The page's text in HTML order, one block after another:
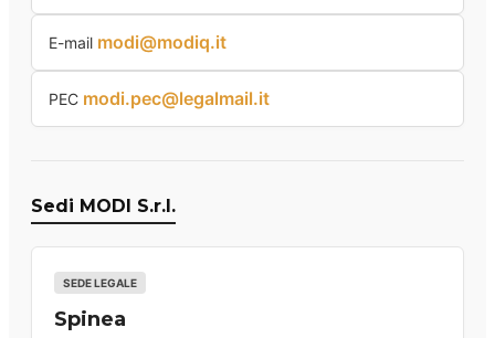
E-mail modi@modiq.it
PEC modi.pec@legalmail.it
Sedi MODI S.r.l.
SEDE LEGALE
Spinea